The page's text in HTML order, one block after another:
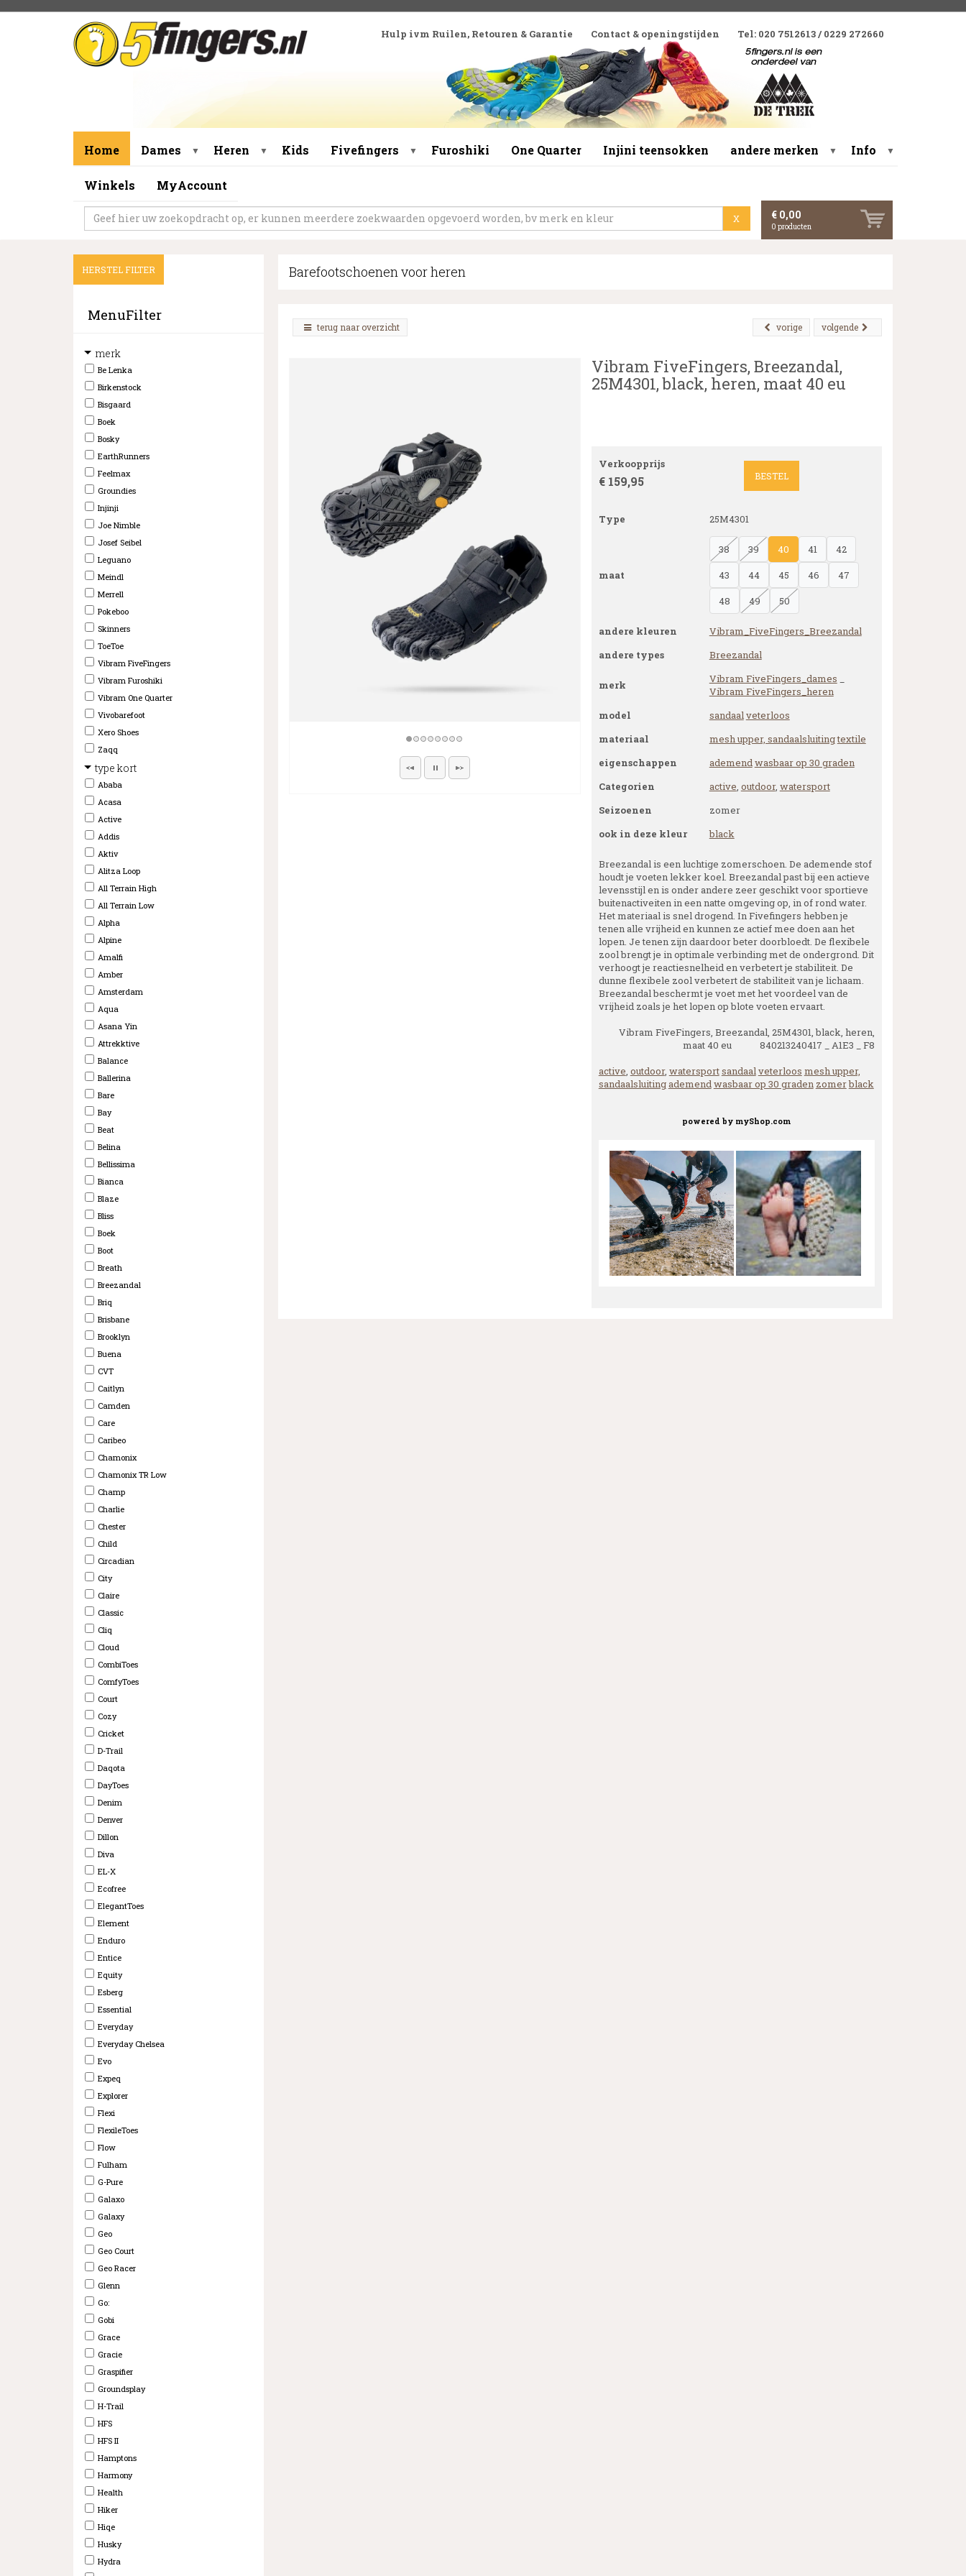
Hulp ivm Ruilen, Retouren & Garantie Contact & openingstijden Tel: 020 7512613 / 0229 272660
Home Dames ▼ Heren ▼ Kids Fivefingers ▼ Furoshiki One Quarter Injini teensokken andere merken ▼ Info ▼
Winkels MyAccount
X € 0,00
0 producten
HERSTEL FILTER
MenuFilter
merk
Be Lenka
Birkenstock
Bisgaard
Boek
Bosky
EarthRunners
Feelmax
Groundies
Injinji
Joe Nimble
Josef Seibel
Leguano
Meindl
Merrell
Pokeboo
Skinners
ToeToe
Vibram FiveFingers
Vibram Furoshiki
Vibram One Quarter
Vivobarefoot
Xero Shoes
Zaqq
type kort
Ababa
Acasa
Active
Addis
Aktiv
Alitza Loop
All Terrain High
All Terrain Low
Alpha
Alpine
Amalfi
Amber
Amsterdam
Aqua
Asana Yin
Attrekktive
Balance
Ballerina
Bare
Bay
Beat
Belina
Bellissima
Bianca
Blaze
Bliss
Boek
Boot
Breath
Breezandal
Briq
Brisbane
Brooklyn
Buena
CVT
Caitlyn
Camden
Care
Caribeo
Chamonix
Chamonix TR Low
Champ
Charlie
Chester
Child
Circadian
City
Claire
Classic
Cliq
Cloud
CombiToes
ComfyToes
Court
Cozy
Cricket
D-Trail
Daqota
DayToes
Denim
Denver
Dillon
Diva
EL-X
Ecofree
ElegantToes
Element
Enduro
Entice
Equity
Esberg
Essential
Everyday
Everyday Chelsea
Evo
Expeq
Explorer
Flexi
FlexileToes
Flow
Fulham
G-Pure
Galaxo
Galaxy
Geo
Geo Court
Geo Racer
Glenn
Go:
Gobi
Grace
Gracie
Graspifier
Groundsplay
H-Trail
HFS
HFS II
Hamptons
Harmony
Health
Hiker
Hiqe
Husky
Hydra
Barefootschoenen voor heren
terug naar overzicht volgende
vorige
Vibram FiveFingers, Breezandal,
25M4301, black, heren, maat 40 eu
Verkoopprijs
€ 159,95 BESTEL
Type 25M4301
maat
38 39 40 41
42
43
44 45 46
47
48
49 50
andere kleuren
Vibram_FiveFingers_Breezandal
andere types
Breezandal
merk Vibram FiveFingers_dames
Vibram FiveFingers_heren
model
sandaalveterloos
materiaal
mesh upper, sandaalsluitingtextile
eigenschappen
ademendwasbaar op 30 graden
Categorien
active, outdoor, watersport
Seizoenen
zomer
ook in deze kleur
black
Breezandal is een luchtige zomerschoen. De ademende stof
houdt je voeten lekker koel. Breezandal past bij een actieve
levensstijl en is onder andere zeer geschikt voor sportieve
buitenactiveiten in een natte omgeving op, in of rond water.
Het materiaal is snel drogend. In Fivefingers hebben je
tenen alle vrijheid en kunnen ze actief mee doen aan het
lopen. Je tenen zijn daardoor beter doorbloedt. De flexibele
zool brengt je in optimale verbinding met de ondergrond. Dit
verhoogt je reactiesnelheid en verbetert je stabiliteit. De
dunne flexibele zool verbetert de stabiliteit van je lichaam.
Breezandal beschermt je voet met het voordeel van de
vrijheid zoals je het lopen op blote voeten ervaart.
Vibram FiveFingers, Breezandal, 25M4301, black, heren,
maat 40 eu 840213240417 _ A1E3 _ F8
active, outdoor, watersportsandaalveterloos mesh upper,
sandaalsluitingademendwasbaar op 30 graden zomerblack
powered by myShop.com